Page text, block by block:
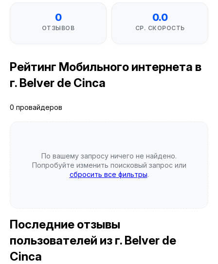
0
ОТЗЫВОВ
0.0
СР. СКОРОСТЬ
Рейтинг Мобильного интернета в
г. Belver de Cinca
0 провайдеров
По вашему запросу ничего не найдено.
Попробуйте изменить поисковый запрос или
сбросить все фильтры.
Последние отзывы
пользователей из г. Belver de
Cinca